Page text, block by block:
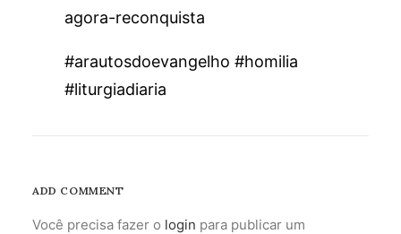
agora-reconquista
#arautosdoevangelho #homilia
#liturgiadiaria
ADD COMMENT
Você precisa fazer o login para publicar um